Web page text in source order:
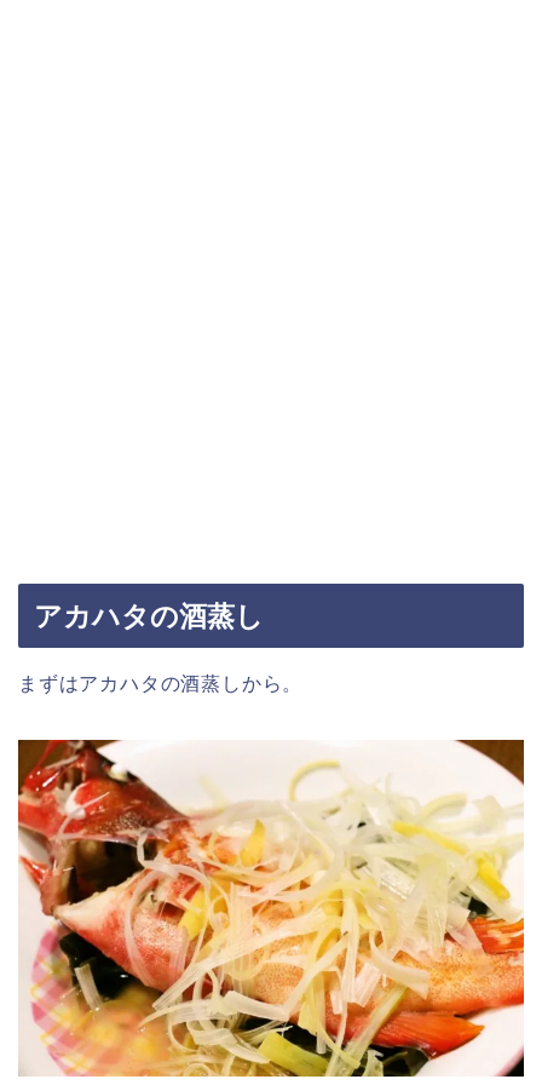
アカハタの酒蒸し
まずはアカハタの酒蒸しから。